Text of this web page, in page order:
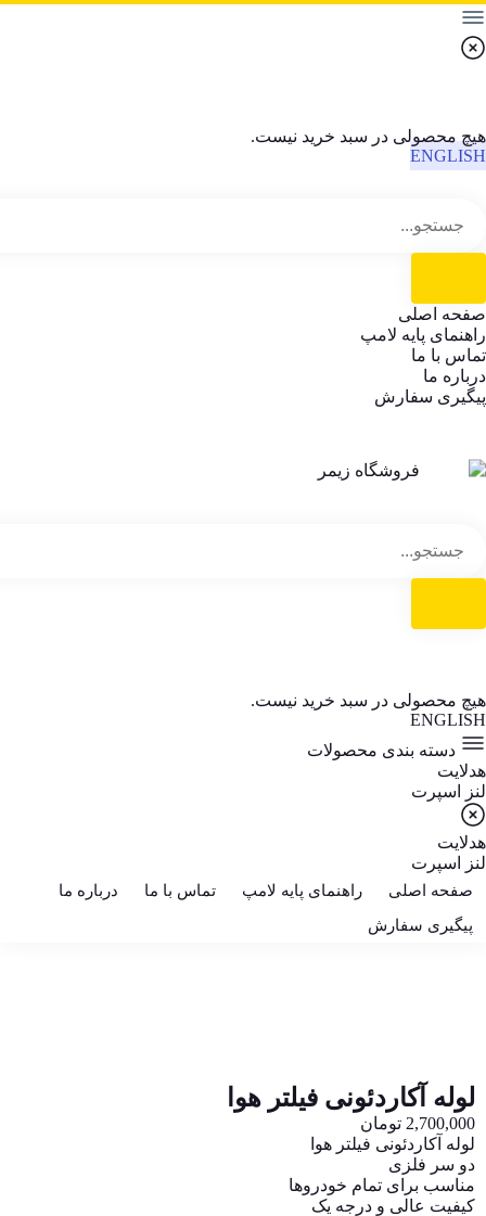
هیچ محصولی در سبد خرید نیست.
ENGLISH
صفحه اصلی
راهنمای پایه لامپ
تماس با ما
درباره ما
پیگیری سفارش
هیچ محصولی در سبد خرید نیست.
ENGLISH
دسته بندی محصولات
هدلایت
لنز اسپرت
هدلایت
لنز اسپرت
صفحه اصلی راهنمای پایه لامپ تماس با ما
درباره ما
پیگیری سفارش
لوله آکاردئونی فیلتر هوا
2,700,000 تومان
لوله آکاردئونی فیلتر هوا
دو سر فلزی
مناسب برای تمام خودروها
کیفیت عالی و درجه یک